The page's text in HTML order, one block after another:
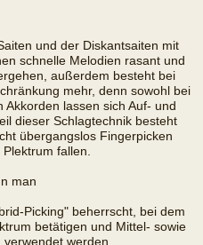
und der Diskantsaiten mit
schnelle Melodien rasant und
außerdem besteht bei
mehr, denn sowohl bei
lassen sich Auf- und
dieser Schlagtechnik besteht
übergangslos Fingerpicken
fallen.
man
Picking" beherrscht, bei dem
betätigen und Mittel- sowie
verwendet werden,